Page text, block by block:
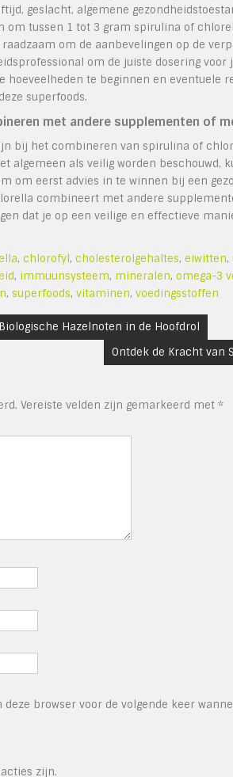
geslacht, algemene
om tussen 1 tot 3 gram spirulina of
om de aanbevelingen op de
om de juiste dosering
hoeveelheden te beginnen en eventuele
superfoods.
met andere supplementen of
bij het combineren van spirulina of
algemeen als veilig worden
om eerst advies in te winnen bij een
combineert met andere
dat je op een veilige en effectieve
, chlorofyl, cholesterolgehaltes, eiwitten,
, immuunsysteem, mineralen, omega-3
, superfoods, vitaminen, voedingsstoffen
Hazelnoten in de Hoofdrol
Ontdek de Kracht van
Vereiste velden zijn gemarkeerd met *
browser voor de volgende keer
zijn.